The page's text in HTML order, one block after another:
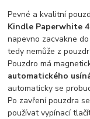
Pevné a kvalitní
Kindle Paperwhite 4
napevno zacvakne do
tedy nemůže z
Pouzdro má
automatického
automaticky se
Po zavření pouzdra
používat vypínací